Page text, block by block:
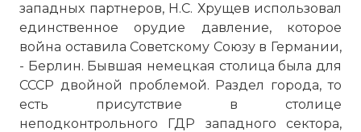
западных партнеров, Н.С. Хрущев использовал
единственное орудие давление, которое
война оставила Советскому Союзу в Германии,
- Берлин. Бывшая немецкая столица была для
СССР двойной проблемой. Раздел города, то
есть присутствие в столице
неподконтрольного ГДР западного сектора,